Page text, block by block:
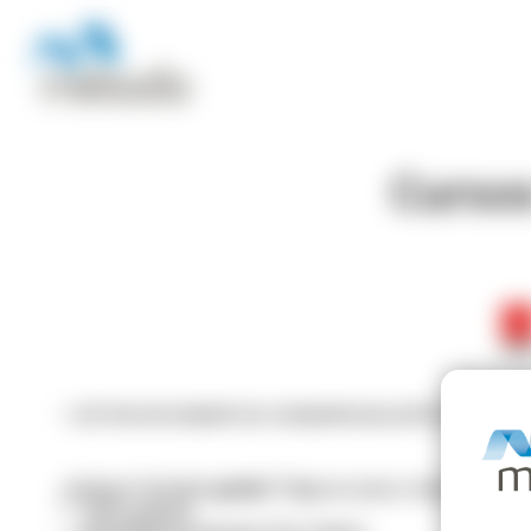
⭐ ¡Es hora de ampliar tus competencias profesionales,
? Elige un curso o hazlos todos